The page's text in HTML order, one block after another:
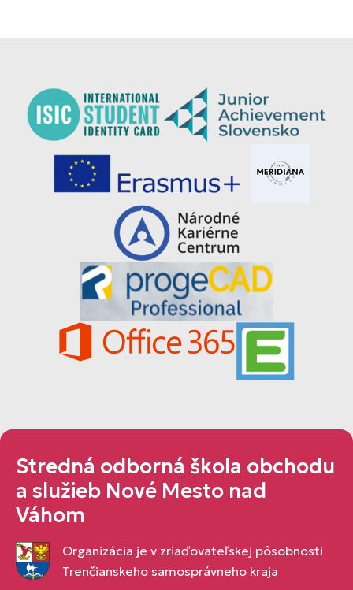
Stredná odborná škola obchodu
a služieb Nové Mesto nad
Váhom
Organizácia je v zriaďovateľskej pôsobnosti
Trenčianskeho samosprávneho kraja